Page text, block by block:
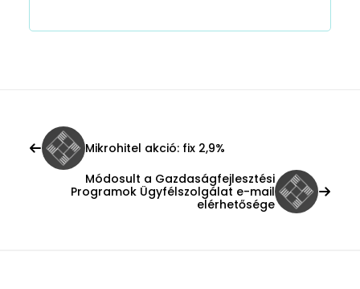
Mikrohitel akció: fix 2,9%
Módosult a Gazdaságfejlesztési
Programok Ügyfélszolgálat e-mail
elérhetősége